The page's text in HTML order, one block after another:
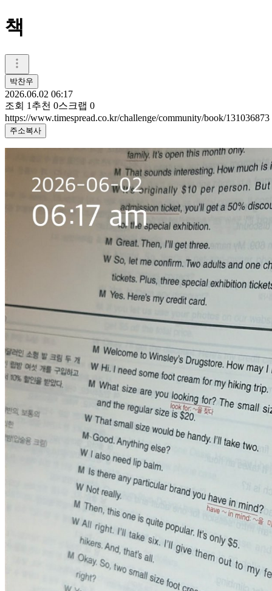
책
박찬우
2026.06.02 06:17
조회 1 추천 0스크랩 0
https://www.timespread.co.kr/challenge/community/book/131036873
주소복사